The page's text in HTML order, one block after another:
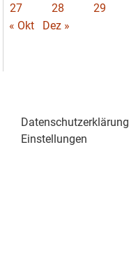
27
28 29
« Okt
Dez »
Datenschutzerklärung
Einstellungen